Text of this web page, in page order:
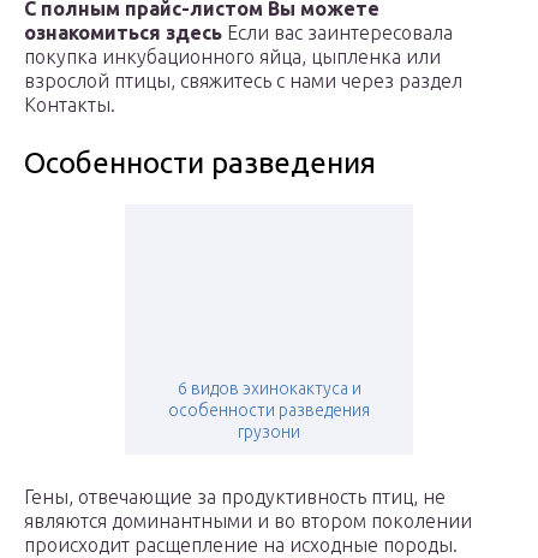
С полным прайс-листом Вы можете
ознакомиться здесь Если вас заинтересовала
покупка инкубационного яйца, цыпленка или
взрослой птицы, свяжитесь с нами через раздел
Контакты.
Особенности разведения
6 видов эхинокактуса и
особенности разведения
грузони
Гены, отвечающие за продуктивность птиц, не
являются доминантными и во втором поколении
происходит расщепление на исходные породы.